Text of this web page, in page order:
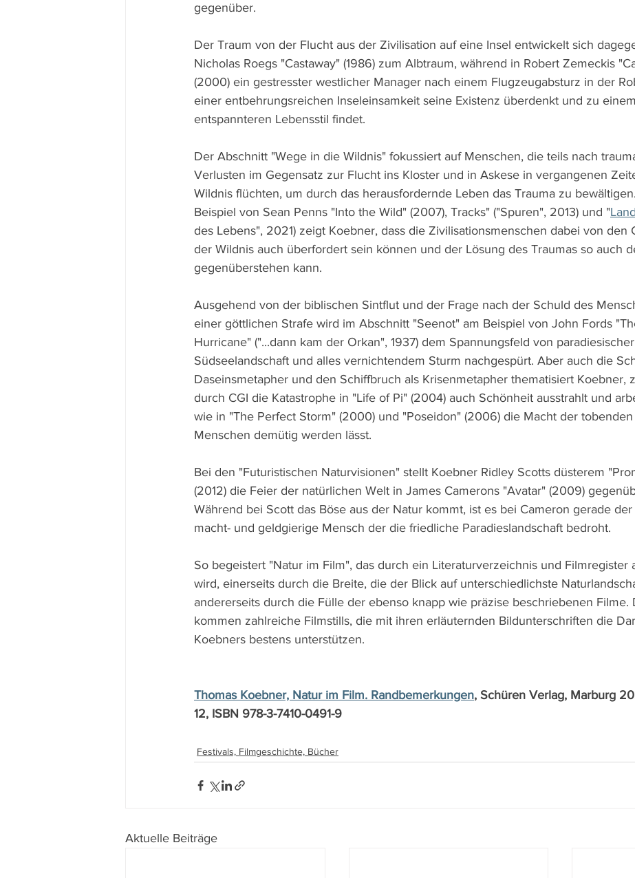
gegenüber.
Der Traum von der Flucht aus der Zivilisation auf eine Insel entwickelt sich
Nicholas Roegs "Castaway" (1986) zum Albtraum, während in Robert Zemeckis
(2000) ein gestresster westlicher Manager nach einem Flugzeugabsturz in der
einer entbehrungsreichen Inseleinsamkeit seine Existenz überdenkt und zu einem
entspannteren Lebensstil findet.
Der Abschnitt "Wege in die Wildnis" fokussiert auf Menschen, die teils nach
Verlusten im Gegensatz zur Flucht ins Kloster und in Askese in vergangenen
Wildnis flüchten, um durch das herausfordernde Leben das Trauma zu
Beispiel von Sean Penns "Into the Wild" (2007), Tracks" ("Spuren", 2013) und "Land
des Lebens", 2021) zeigt Koebner, dass die Zivilisationsmenschen dabei von den
der Wildnis auch überfordert sein können und der Lösung des Traumas so auch
gegenüberstehen kann.
Ausgehend von der biblischen Sintflut und der Frage nach der Schuld des
einer göttlichen Strafe wird im Abschnitt "Seenot" am Beispiel von John Fords
Hurricane" ("...dann kam der Orkan", 1937) dem Spannungsfeld von paradiesischer
Südseelandschaft und alles vernichtendem Sturm nachgespürt. Aber auch die
Daseinsmetapher und den Schiffbruch als Krisenmetapher thematisiert Koebner,
durch CGI die Katastrophe in "Life of Pi" (2004) auch Schönheit ausstrahlt und
wie in "The Perfect Storm" (2000) und "Poseidon" (2006) die Macht der
Menschen demütig werden lässt.
Bei den "Futuristischen Naturvisionen" stellt Koebner Ridley Scotts düsterem
(2012) die Feier der natürlichen Welt in James Camerons "Avatar" (2009)
Während bei Scott das Böse aus der Natur kommt, ist es bei Cameron gerade der
macht- und geldgierige Mensch der die friedliche Paradieslandschaft bedroht.
So begeistert "Natur im Film", das durch ein Literaturverzeichnis und Filmregister
wird, einerseits durch die Breite, die der Blick auf unterschiedlichste
andererseits durch die Fülle der ebenso knapp wie präzise beschriebenen Filme.
kommen zahlreiche Filmstills, die mit ihren erläuternden Bildunterschriften die
Koebners bestens unterstützen.
Thomas Koebner, Natur im Film. Randbemerkungen, Schüren Verlag, Marburg
12, ISBN 978-3-7410-0491-9
Festivals, Filmgeschichte, Bücher
Aktuelle Beiträge